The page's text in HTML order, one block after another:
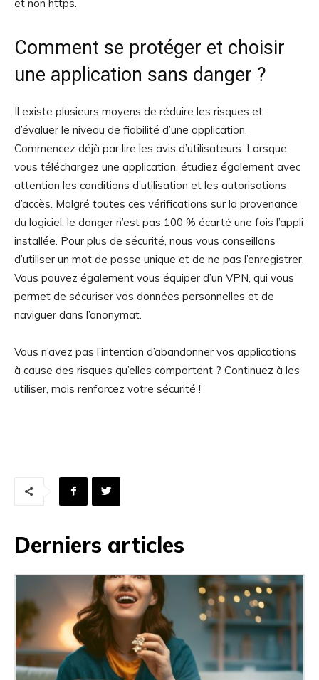
et non https.
Comment se protéger et choisir
une application sans danger ?
Il existe plusieurs moyens de réduire les risques et
d’évaluer le niveau de fiabilité d’une application.
Commencez déjà par lire les avis d’utilisateurs. Lorsque
vous téléchargez une application, étudiez également avec
attention les conditions d’utilisation et les autorisations
d’accès. Malgré toutes ces vérifications sur la provenance
du logiciel, le danger n’est pas 100 % écarté une fois l’appli
installée. Pour plus de sécurité, nous vous conseillons
d’utiliser un mot de passe unique et de ne pas l’enregistrer.
Vous pouvez également vous équiper d’un VPN, qui vous
permet de sécuriser vos données personnelles et de
naviguer dans l’anonymat.
Vous n’avez pas l’intention d’abandonner vos applications
à cause des risques qu’elles comportent ? Continuez à les
utiliser, mais renforcez votre sécurité !
Derniers articles